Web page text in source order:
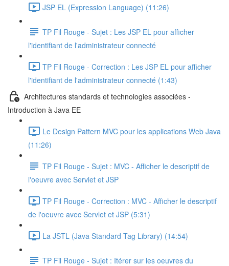
JSP EL (Expression Language) (11:26)
TP Fil Rouge - Sujet : Les JSP EL pour afficher
l'identifiant de l'administrateur connecté
TP Fil Rouge - Correction : Les JSP EL pour afficher
l'identifiant de l'administrateur connecté (1:43)
Architectures standards et technologies associées -
Introduction à Java EE
Le Design Pattern MVC pour les applications Web Java
(11:26)
TP Fil Rouge - Sujet : MVC - Afficher le descriptif de
l'oeuvre avec Servlet et JSP
TP Fil Rouge - Correction : MVC - Afficher le descriptif
de l'oeuvre avec Servlet et JSP (5:31)
La JSTL (Java Standard Tag Library) (14:54)
TP Fil Rouge - Sujet : Itérer sur les oeuvres du